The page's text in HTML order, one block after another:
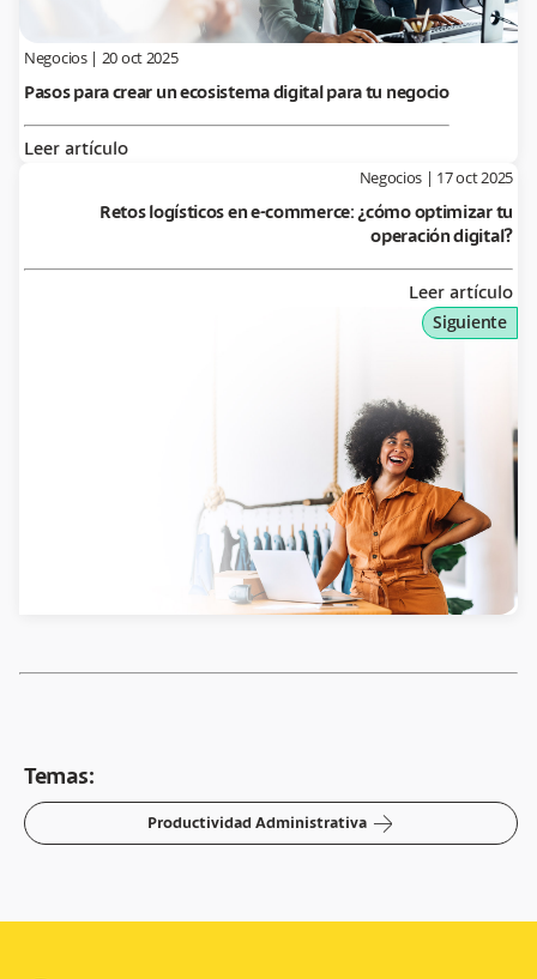
Negocios| 20 oct 2025
Pasos para crear un ecosistema digital para tu negocio
Leer artículo
Siguiente
Negocios | 17 oct 2025
Retos logísticos en e-commerce: ¿cómo optimizar tu
operación digital?
Leer artículo
Temas:
Productividad Administrativa arrow-right